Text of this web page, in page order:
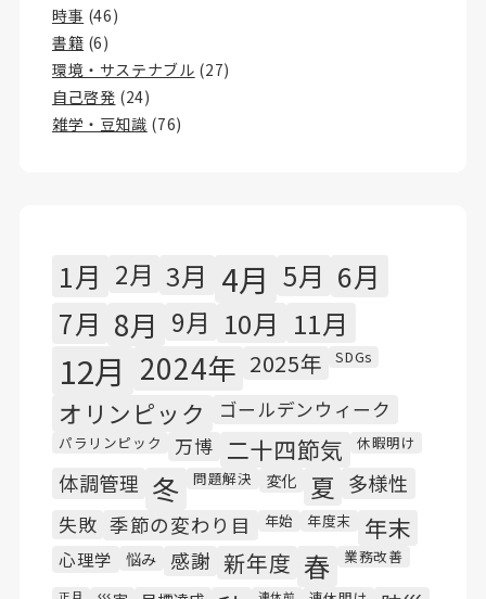
時事 (46)
書籍 (6)
環境・サステナブル (27)
自己啓発 (24)
雑学・豆知識 (76)
1月 2月 3月 4月 5月 6月
7月 8月 9月 10月 11月
12月 2024年 2025年 SDGs
オリンピック ゴールデンウィーク
パラリンピック 万博 二十四節気 休暇明け
体調管理 冬 問題解決 変化 夏 多様性
失敗 季節の変わり目 年始 年度末 年末
心理学 悩み 感謝 新年度 春 業務改善